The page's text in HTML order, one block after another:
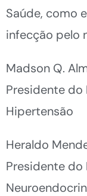
Saúde, como
infecção pelo
Madson Q.
Presidente do
Hipertensão
Heraldo
Presidente